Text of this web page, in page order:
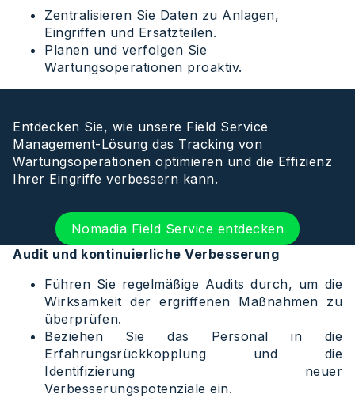
Zentralisieren Sie Daten zu Anlagen,
Eingriffen und Ersatzteilen.
Planen und verfolgen Sie
Wartungsoperationen proaktiv.
Entdecken Sie, wie unsere Field Service
Management-Lösung das Tracking von
Wartungsoperationen optimieren und die Effizienz
Ihrer Eingriffe verbessern kann.
Nomadia Field Service entdecken
Audit und kontinuierliche Verbesserung
Führen Sie regelmäßige Audits durch, um die
Wirksamkeit der ergriffenen Maßnahmen zu
überprüfen.
Beziehen Sie das Personal in die
Erfahrungsrückkopplung und die
Identifizierung neuer
Verbesserungspotenziale ein.